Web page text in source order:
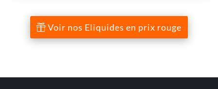
Vapor
Voir nos Eliquides en prix rouge